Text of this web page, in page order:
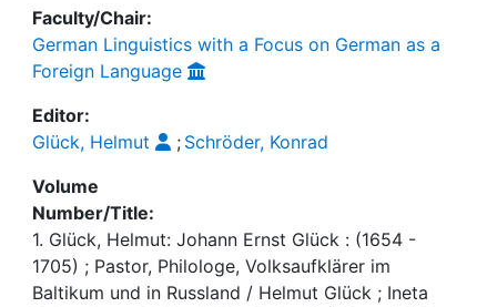
Faculty/Chair:
German Linguistics with a Focus on German as a
Foreign Language
Editor:
Glück, Helmut
; Schröder, Konrad
Volume
Number/Title:
1. Glück, Helmut: Johann Ernst Glück : (1654 -
1705) ; Pastor, Philologe, Volksaufklärer im
Baltikum und in Russland / Helmut Glück ; Ineta